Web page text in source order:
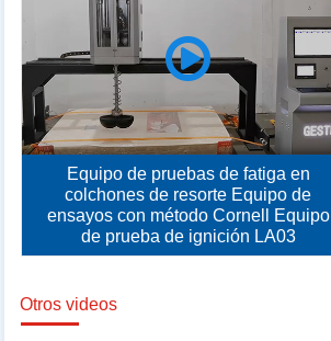
Equipo de pruebas de fatiga en
colchones de resorte Equipo de
ensayos con método Cornell Equipo
de prueba de ignición LA03
Otros videos